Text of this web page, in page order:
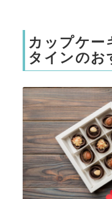
カップケー
タインのお